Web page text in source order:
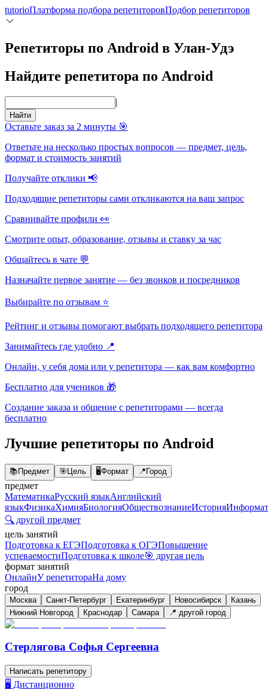
tutorioПлатформа подбора репетиторовПодбор репетиторов
Репетиторы по Android в Улан-Удэ
Найдите репетитора по Android
|
Найти
Оставьте заказ за 2 минуты 🎯
Ответьте на несколько простых вопросов — предмет, цель,
формат и стоимость занятий
Получайте отклики 📢
Подходящие репетиторы сами откликаются на ваш запрос
Сравнивайте профили 👀
Смотрите опыт, образование, отзывы и ставку за час
Общайтесь в чате 💬
Назначайте первое занятие — без звонков и посредников
Выбирайте по отзывам ⭐
Рейтинг и отзывы помогают выбрать подходящего репетитора
Занимайтесь где удобно 📍
Онлайн, у себя дома или у репетитора — как вам комфортно
Бесплатно для учеников 🎁
Создание заказа и общение с репетиторами — всегда
бесплатно
Лучшие репетиторы по Android
📚Предмет 🎯Цель 🖥️Формат 📍Город
предмет
МатематикаРусский языкАнглийский
языкФизикаХимияБиологияОбществознаниеИстория
🔍 другой предмет
цель занятий
Подготовка к ЕГЭПодготовка к ОГЭПовышение
успеваемостиПодготовка к школе🎯 другая цель
формат занятий
ОнлайнУ репетитораНа дому
город
Москва Санкт-Петербург Екатеринбург Новосибирск
Казань
Нижний Новгород
Краснодар Самара 📍 другой город
Стерлягова Софья Сергеевна
Написать репетитору
🖥️ Дистанционно